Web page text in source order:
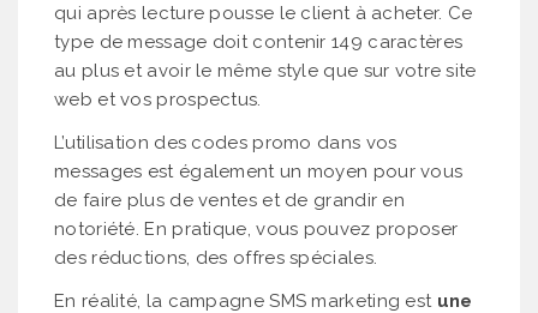
qui après lecture pousse le client à acheter. Ce
type de message doit contenir 149 caractères
au plus et avoir le même style que sur votre site
web et vos prospectus.
L’utilisation des codes promo dans vos
messages est également un moyen pour vous
de faire plus de ventes et de grandir en
notoriété. En pratique, vous pouvez proposer
des réductions, des offres spéciales.
En réalité, la campagne SMS marketing est une